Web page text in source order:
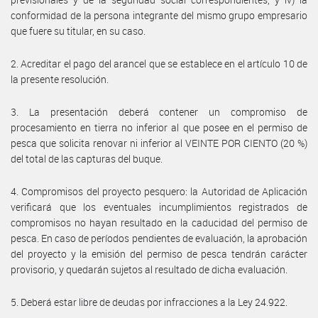
conformidad de la persona integrante del mismo grupo empresario
que fuere su titular, en su caso.
2. Acreditar el pago del arancel que se establece en el artículo 10 de
la presente resolución.
3. La presentación deberá contener un compromiso de
procesamiento en tierra no inferior al que posee en el permiso de
pesca que solicita renovar ni inferior al VEINTE POR CIENTO (20 %)
del total de las capturas del buque.
4. Compromisos del proyecto pesquero: la Autoridad de Aplicación
verificará que los eventuales incumplimientos registrados de
compromisos no hayan resultado en la caducidad del permiso de
pesca. En caso de períodos pendientes de evaluación, la aprobación
del proyecto y la emisión del permiso de pesca tendrán carácter
provisorio, y quedarán sujetos al resultado de dicha evaluación.
5. Deberá estar libre de deudas por infracciones a la Ley 24.922.